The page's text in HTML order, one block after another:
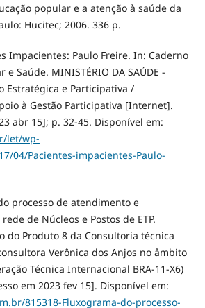
popular e a atenção à saúde da
Hucitec; 2006. 336 p.
Impacientes: Paulo Freire. In: Caderno
e Saúde. MINISTÉRIO DA SAÚDE -
Estratégica e Participativa /
à Gestão Participativa [Internet].
abr 15]; p. 32-45. Disponível em:
let/wp-
04/Pacientes-impacientes-Paulo-
processo de atendimento e
de Núcleos e Postos de ETP.
do Produto 8 da Consultoria técnica
Verônica dos Anjos no âmbito
Técnica Internacional BRA-11-X6)
em 2023 fev 15]. Disponível em:
815318-Fluxograma-do-processo-